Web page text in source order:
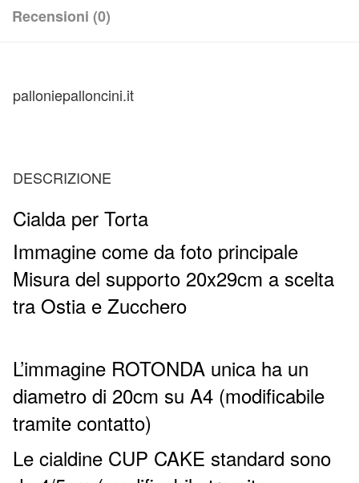
Recensioni (0)
palloniepalloncini.it
DESCRIZIONE
Cialda per Torta
Immagine come da foto principale
Misura del supporto 20x29cm a scelta
tra Ostia e Zucchero
L’immagine ROTONDA unica ha un
diametro di 20cm su A4 (modificabile
tramite contatto)
Le cialdine CUP CAKE standard sono